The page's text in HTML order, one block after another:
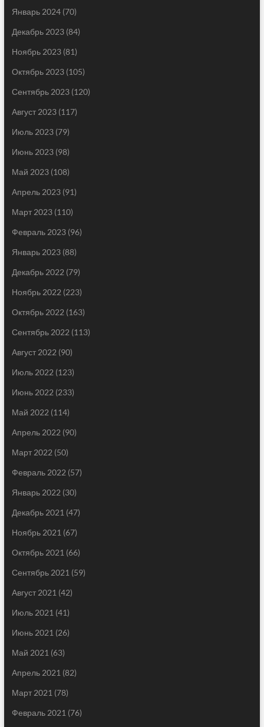
Январь 2024(70)
Декабрь 2023(84)
Ноябрь 2023(81)
Октябрь 2023(105)
Сентябрь 2023(120)
Август 2023(117)
Июль 2023(79)
Июнь 2023(98)
Май 2023(108)
Апрель 2023(91)
Март 2023(110)
Февраль 2023(96)
Январь 2023(88)
Декабрь 2022 (79)
Ноябрь 2022 (223)
Октябрь 2022 (163)
Сентябрь 2022 (113)
Август 2022 (90)
Июль 2022 (123)
Июнь 2022 (233)
Май 2022 (114)
Апрель 2022 (90)
Март 2022 (50)
Февраль 2022 (57)
Январь 2022 (30)
Декабрь 2021 (47)
Ноябрь 2021 (67)
Октябрь 2021 (66)
Сентябрь 2021 (59)
Август 2021 (42)
Июль 2021 (41)
Июнь 2021 (26)
Май 2021 (63)
Апрель 2021 (82)
Март 2021 (78)
Февраль 2021 (76)